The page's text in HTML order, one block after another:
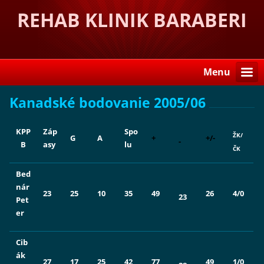
REHAB KLINIK BARABERI
Menu
Kanadské bodovanie 2005/06
KPP
B
Záp
asy
G A
Spo
lu
+ - +/-
ŽK/
ČK
Bed
nár
Pet
er
23 25 10 35 49 23 26 4/0
Cib
ák
27 17 25 42 77 49 1/0